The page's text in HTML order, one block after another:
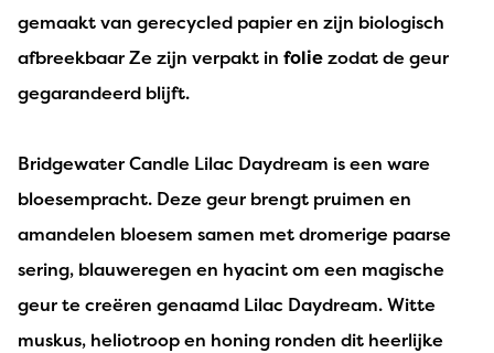
gemaakt van gerecycled papier en zijn biologisch
afbreekbaar Ze zijn verpakt in foliezodat de geur
gegarandeerd blijft.
Bridgewater Candle Lilac Daydream is een ware
bloesempracht. Deze geur brengt pruimen en
amandelen bloesem samen met dromerige paarse
sering, blauweregen en hyacint om een ​​magische
geur te creëren genaamd Lilac Daydream. Witte
muskus, heliotroop en honing ronden dit heerlijke